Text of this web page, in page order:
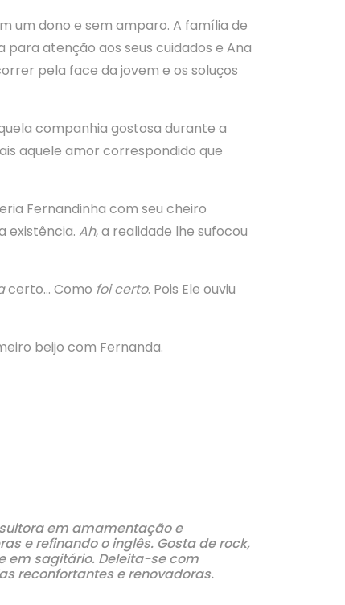
um dono e sem amparo. A família de
para atenção aos seus cuidados e Ana
pela face da jovem e os soluços
companhia gostosa durante a
aquele amor correspondido que
Fernandinha com seu cheiro
existência. Ah, a realidade lhe sufocou
certo… Como foi certo. Pois Ele ouviu
beijo com Fernanda.
em amamentação e
e refinando o inglês. Gosta de rock,
em sagitário. Deleita-se com
reconfortantes e renovadoras.